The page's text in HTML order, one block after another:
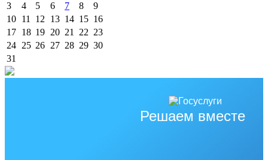
3
4 5 6 7 8
9
10 11 12 13 14 15 16
17 18 19 20 21 22 23
24 25 26 27 28 29 30
31
Решаем вместе